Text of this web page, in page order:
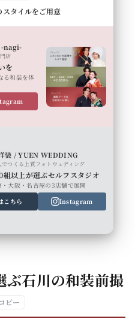
タイルをご用意
-nagi-
店
を
る和装を体
装 / YUEN WEDDING
でつくる上質フォトウェディング
組以上が選ぶセルフスタジオ
・大阪・名古屋の3店舗で展開
こちら
Instagram
ぶ石川の和装前撮
ピー